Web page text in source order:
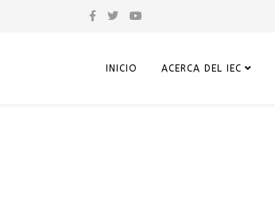
INICIO ACERCA DEL IEC